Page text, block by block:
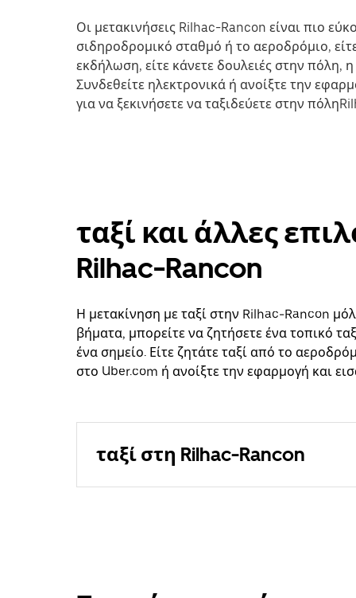
Οι μετακινήσεις Rilhac-Rancon είναι πιο
σιδηροδρομικό σταθμό ή το αεροδρόμιο,
εκδήλωση, είτε κάνετε δουλειές στην
Συνδεθείτε ηλεκτρονικά ή ανοίξτε την
για να ξεκινήσετε να ταξιδεύετε στην
ταξί και άλλες
Rilhac-Rancon
Η μετακίνηση με ταξί στην Rilhac-Rancon
βήματα, μπορείτε να ζητήσετε ένα τοπικό
ένα σημείο. Είτε ζητάτε ταξί από το
στο Uber.com ή ανοίξτε την εφαρμογή και
ταξί στη Rilhac-Rancon